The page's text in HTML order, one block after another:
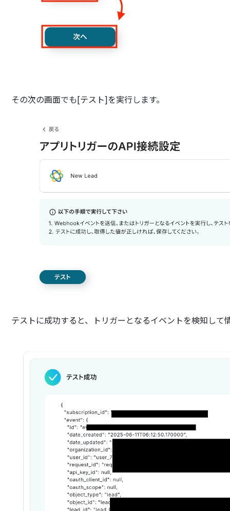
その次の画面でも[テスト]を実行します。
テストに成功すると、トリガーとなるイベントを検知して